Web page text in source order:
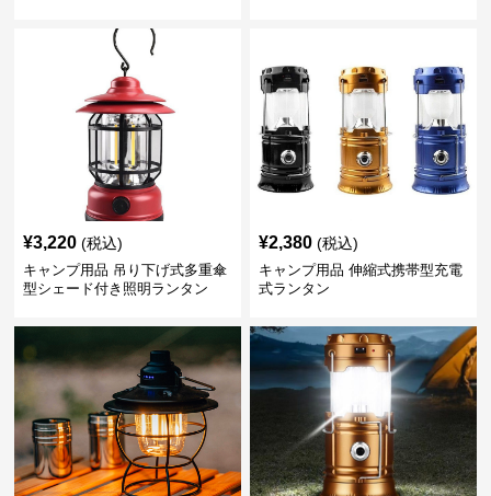
¥3,220 (税込)
キャンプ用品 吊り下げ式多重傘
型シェード付き照明ランタン
¥2,380 (税込)
キャンプ用品 伸縮式携帯型充電
式ランタン